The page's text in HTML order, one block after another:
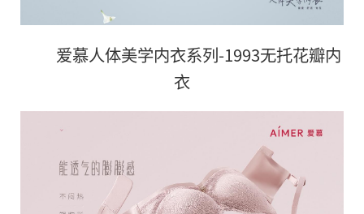
爱慕人体美学内衣系列-1993无托花瓣内
衣